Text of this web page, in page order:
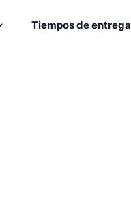
Tiempos de entrega